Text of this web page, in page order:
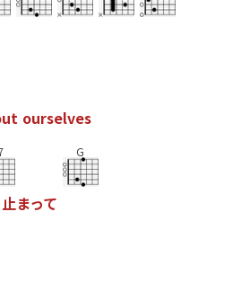
ut ourselves
止まって
G